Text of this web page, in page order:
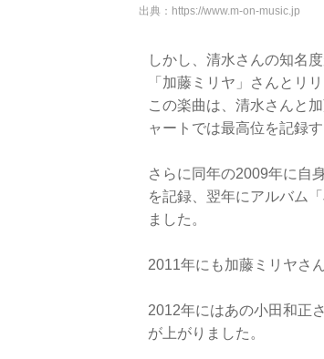
出典： https://www.m-on-music.jp
しかし、清水さんの知名
「加藤ミリヤ」さんとリ
この楽曲は、清水さんと
ャートでは最高位を記録
さらに同年の2009年に自
を記録、翌年にアルバム
ました。
2011年にも加藤ミリヤさ
2012年にはあの小田和正
が上がりました。